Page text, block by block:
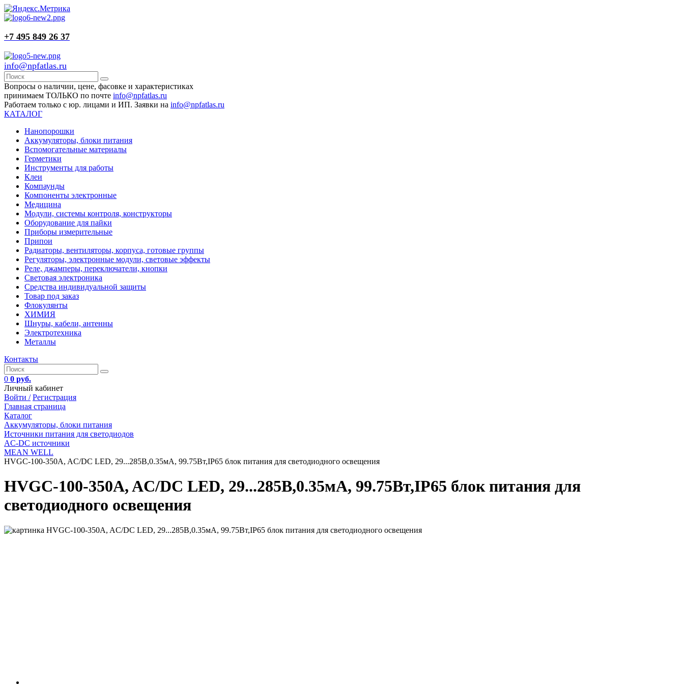
+7 495 849 26 37
info@npfatlas.ru
Вопросы о наличии, цене, фасовке и характеристиках
принимаем ТОЛЬКО по почте info@npfatlas.ru
Работаем только с юр. лицами и ИП. Заявки на info@npfatlas.ru
КАТАЛОГ
Нанопорошки
Аккумуляторы, блоки питания
Вспомогательные материалы
Герметики
Инструменты для работы
Клеи
Компаунды
Компоненты электронные
Медицина
Модули, системы контроля, конструкторы
Оборудование для пайки
Приборы измерительные
Припои
Радиаторы, вентиляторы, корпуса, готовые группы
Регуляторы, электронные модули, световые эффекты
Реле, джамперы, переключатели, кнопки
Световая электроника
Средства индивидуальной защиты
Товар под заказ
Флокулянты
ХИМИЯ
Шнуры, кабели, антенны
Электротехника
Металлы
Контакты
0 0 руб.
Личный кабинет
Войти / Регистрация
Главная страница
Каталог
Аккумуляторы, блоки питания
Источники питания для светодиодов
AC-DC источники
MEAN WELL
HVGC-100-350A, AC/DC LED, 29...285В,0.35мА, 99.75Вт,IP65 блок питания для светодиодного освещения
HVGC-100-350A, AC/DC LED, 29...285В,0.35мА, 99.75Вт,IP65 блок питания для
светодиодного освещения